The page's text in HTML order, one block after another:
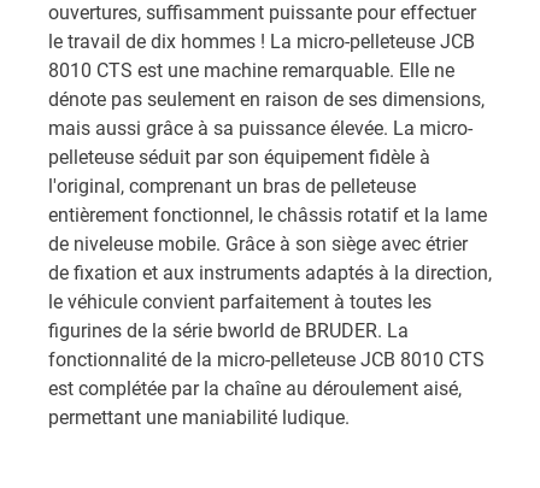
ouvertures, suffisamment puissante pour effectuer
le travail de dix hommes ! La micro-pelleteuse JCB
8010 CTS est une machine remarquable. Elle ne
dénote pas seulement en raison de ses dimensions,
mais aussi grâce à sa puissance élevée. La micro-
pelleteuse séduit par son équipement fidèle à
l'original, comprenant un bras de pelleteuse
entièrement fonctionnel, le châssis rotatif et la lame
de niveleuse mobile. Grâce à son siège avec étrier
de fixation et aux instruments adaptés à la direction,
le véhicule convient parfaitement à toutes les
figurines de la série bworld de BRUDER. La
fonctionnalité de la micro-pelleteuse JCB 8010 CTS
est complétée par la chaîne au déroulement aisé,
permettant une maniabilité ludique.